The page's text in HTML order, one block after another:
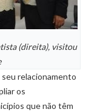
(direita), visitou
relacionamento
os
que não têm